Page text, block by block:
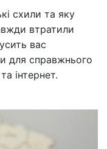
схили та яку
втратили
вас
для справжнього
інтернет.